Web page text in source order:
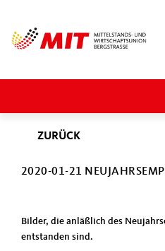
ZURÜCK
2020-01-21
Bilder, die anläßlich des
entstanden sind.